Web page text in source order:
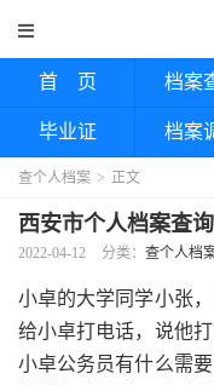
首 页 档案
毕业证 档案
查个人档案 > 正文
西安市个人档案查
2022-04-12 分类： 查个人档
小卓的大学同学小张
给小卓打电话，说他
小卓公务员有什么需